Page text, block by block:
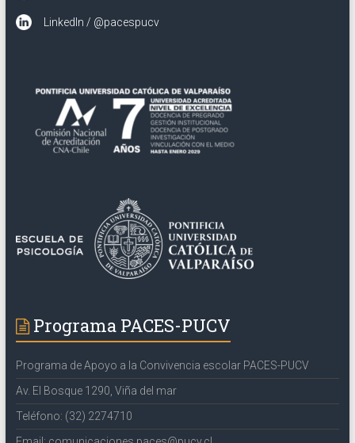
LinkedIn / @pacespucv
Programa PACES-PUCV
Programa de Apoyo a la Convivencia escolar PACES-PUCV
Av. El Bosque 1290, Viña del mar
Teléfono: (32) 2274710